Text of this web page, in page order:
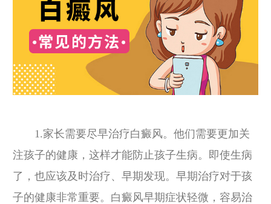
1.家长需要尽早治疗白癜风。他们需要更加关
注孩子的健康，这样才能防止孩子生病。即使生病
了，也应该及时治疗、早期发现。早期治疗对于孩
子的健康非常重要。白癜风早期症状轻微，容易治